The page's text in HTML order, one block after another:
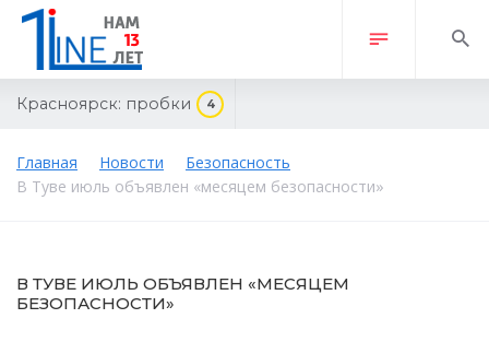
Красноярск: пробки 4
Главная Новости
Безопасность
В Туве июль объявлен «месяцем безопасности»
В ТУВЕ ИЮЛЬ ОБЪЯВЛЕН «МЕСЯЦЕМ
БЕЗОПАСНОСТИ»